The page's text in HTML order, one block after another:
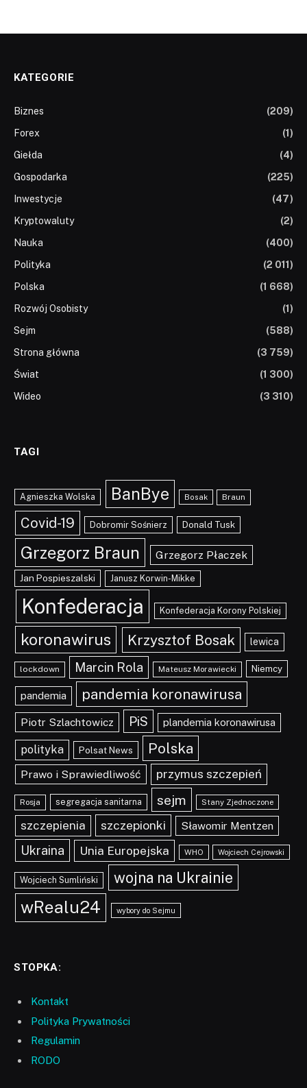
KATEGORIE
Biznes
(209)
Forex
(1)
Giełda
(4)
Gospodarka
(225)
Inwestycje
(47)
Kryptowaluty
(2)
Nauka
(400)
Polityka
(2 011)
Polska
(1 668)
Rozwój Osobisty
(1)
Sejm
(588)
Strona główna
(3 759)
Świat
(1 300)
Wideo
(3 310)
TAGI
Agnieszka Wolska BanBye Bosak Braun
Covid-19 Dobromir Sośnierz Donald Tusk
Grzegorz Braun Grzegorz Płaczek
Jan Pospieszalski Janusz Korwin-Mikke
Konfederacja Konfederacja Korony Polskiej
koronawirus Krzysztof Bosak lewica
lockdown Marcin Rola Mateusz Morawiecki Niemcy
pandemia pandemia koronawirusa
Piotr Szlachtowicz PiS plandemia koronawirusa
polityka Polsat News Polska
Prawo i Sprawiedliwość przymus szczepień
Rosja segregacja sanitarna sejm Stany Zjednoczone
szczepienia szczepionki Sławomir Mentzen
Ukraina Unia Europejska WHO Wojciech Cejrowski
Wojciech Sumliński wojna na Ukrainie
wRealu24 wybory do Sejmu
STOPKA:
Kontakt
Polityka Prywatności
Regulamin
RODO